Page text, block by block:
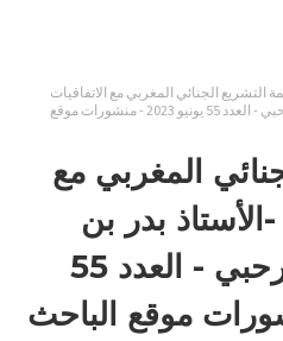
التشريع الجنائي المغربي مع الاتفاقيات
الدولية -الأستاذ بدر بن حمود بن سالم الرحبي - العدد 55 يونيو 2023 - منشورات موقع
المغربي مع
-الأستاذ بدر بن
حمود بن سالم الرحبي - العدد 55
- منشورات موقع الباحث